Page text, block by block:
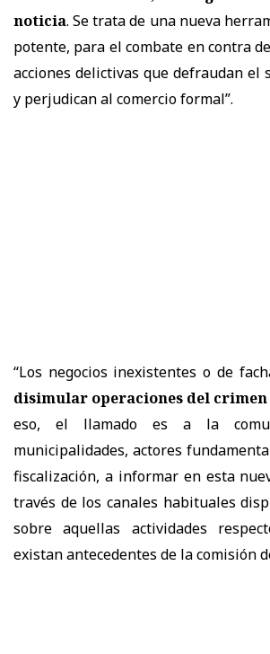
noticia. Se trata de una nueva
potente, para el combate en contra
acciones delictivas que defraudan
y perjudican al comercio formal”.
“Los negocios inexistentes o de
disimular operaciones del
eso, el llamado es a la
municipalidades, actores
fiscalización, a informar en esta
través de los canales habituales
sobre aquellas actividades
existan antecedentes de la comisión